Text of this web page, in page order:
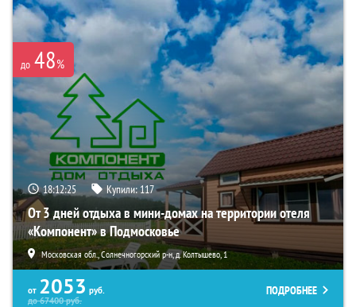
до 48%
18:12:24 Купили: 117
От 3 дней отдыха в мини-домах на территории отеля
«Компонент» в Подмосковье
Московская обл., Солнечногорский р-н, д. Колтышево, 1
от 2053 руб.
до67400руб.
ПОДРОБНЕЕ